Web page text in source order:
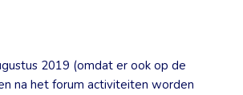
2019 (omdat er ook op de
na het forum activiteiten worden